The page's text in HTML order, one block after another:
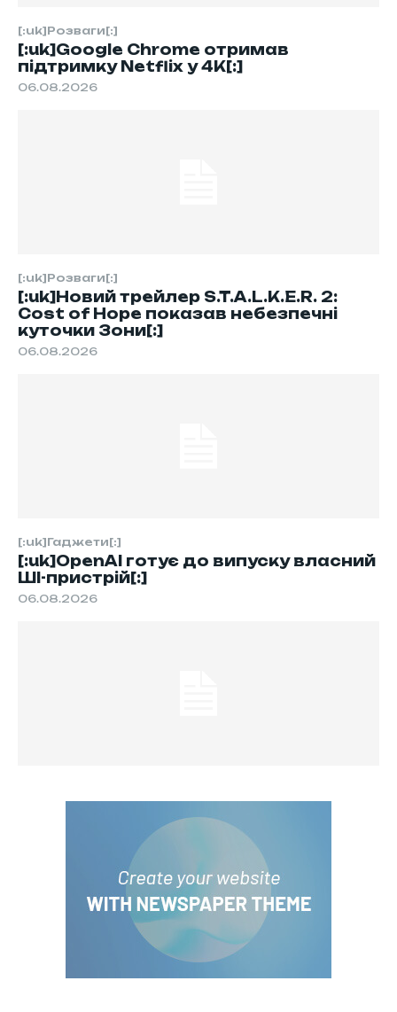
[:uk]Розваги[:]
[:uk]Google Chrome отримав
підтримку Netflix у 4K[:]
06.08.2026
[:uk]Розваги[:]
[:uk]Новий трейлер S.T.A.L.K.E.R. 2:
Cost of Hope показав небезпечні
куточки Зони[:]
06.08.2026
[:uk]Гаджети[:]
[:uk]OpenAI готує до випуску власний
ШІ-пристрій[:]
06.08.2026